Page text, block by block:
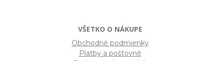
VŠETKO O NÁKUPE
Obchodné podmienky
Platby a poštovné